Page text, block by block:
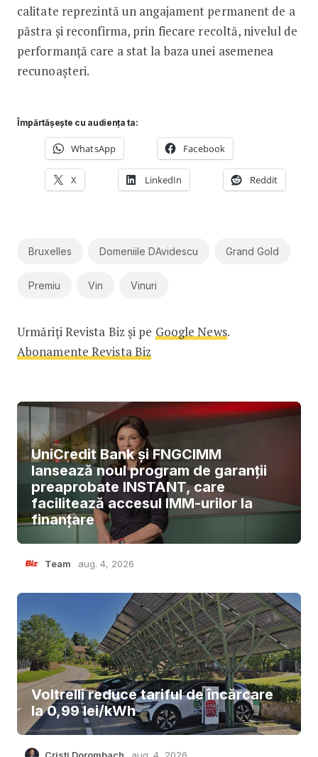
calitate reprezintă un angajament permanent de a
păstra și reconfirma, prin fiecare recoltă, nivelul de
performanță care a stat la baza unei asemenea
recunoașteri.
Împărtășește cu audiența ta:
WhatsApp Facebook
X LinkedIn Reddit
Bruxelles Domeniile DAvidescu Grand Gold
Premiu Vin Vinuri
Urmăriți Revista Biz și pe Google News.
Abonamente Revista Biz
UniCredit Bank și FNGCIMM
lansează noul program de garanții
preaprobate INSTANT, care
facilitează accesul IMM-urilor la
finanțare
Team aug. 4, 2026
Voltrelli reduce tariful de încărcare
la 0,99 lei/kWh